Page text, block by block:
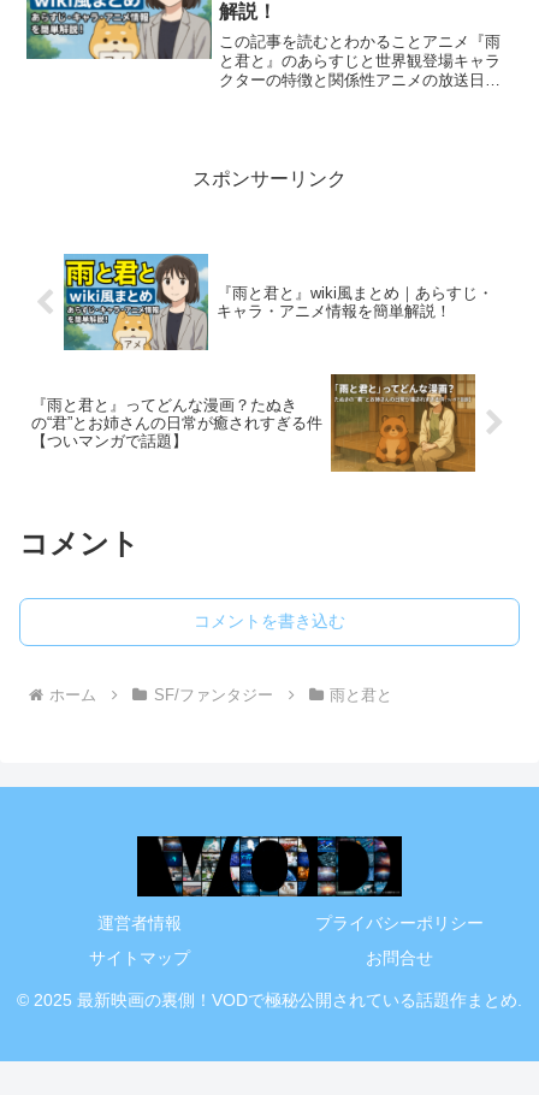
解説！
この記事を読むとわかることアニメ『雨
と君と』のあらすじと世界観登場キャラ
クターの特徴と関係性アニメの放送日・
スポンサーリンク
『雨と君と』wiki風まとめ｜あらすじ・
キャラ・アニメ情報を簡単解説！
『雨と君と』ってどんな漫画？たぬき
の“君”とお姉さんの日常が癒されすぎる件
【ついマンガで話題】
コメント
コメントを書き込む
ホーム SF/ファンタジー 雨と君と
運営者情報
プライバシーポリシー
サイトマップ
お問合せ
© 2025 最新映画の裏側！VODで極秘公開されている話題作まとめ.